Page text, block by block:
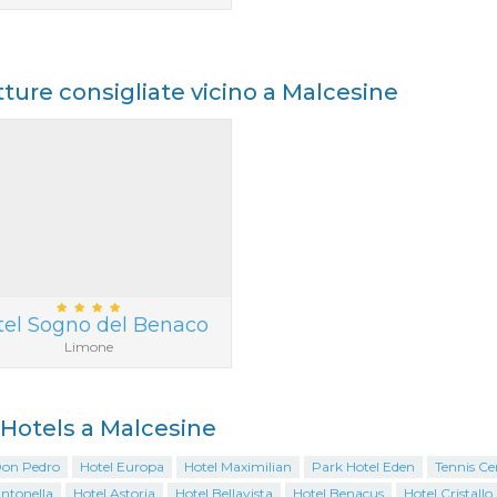
consigliate vicino a Malcesine
Sogno del Benaco
Limone
a Malcesine
Pedro Hotel Europa Hotel Maximilian Park Hotel Eden Tennis
Hotel Astoria Hotel Bellavista Hotel Benacus Hotel Cristallo